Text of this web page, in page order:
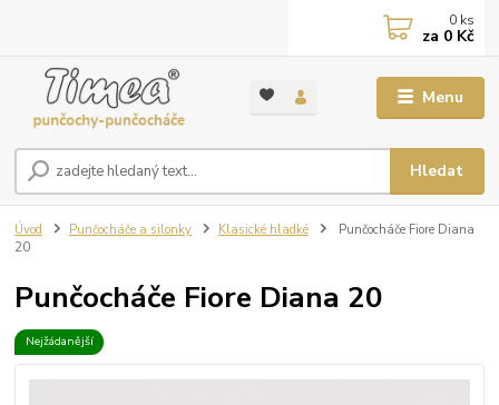
Menu
Hledat
0 ks
za 0 Kč
Úvod Punčocháče a silonky Klasické hladké
Punčocháče Fiore Diana
20
Punčocháče Fiore Diana 20
Nejžádanější